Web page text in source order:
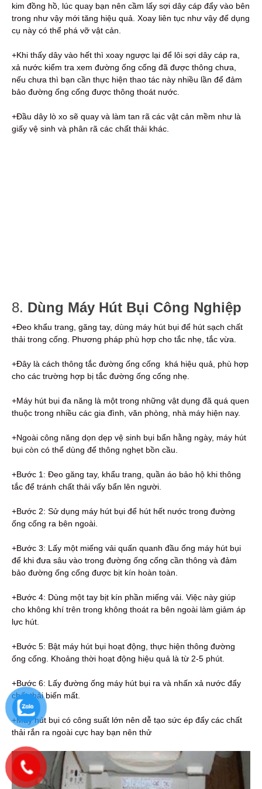
kim đồng hồ, lúc quay bạn nên cầm lấy sợi dây cáp đẩy vào bên
trong như vậy mới tăng hiệu quả. Xoay liên tục như vậy để dụng
cụ này có thể phá vỡ vật cản.
+Khi thấy dây vào hết thì xoay ngược lại để lôi sợi dây cáp ra,
xả nước kiểm tra xem đường ống cống đã được thông chưa,
nếu chưa thì bạn cần thực hiện thao tác này nhiều lần để đảm
bảo đường ống cống được thông thoát nước.
+Đầu dây lò xo sẽ quay và làm tan rã các vật cản mềm như là
giấy vệ sinh và phân rã các chất thải khác.
8. Dùng Máy Hút Bụi Công Nghiệp
+Đeo khẩu trang, găng tay, dùng máy hút bụi để hút sạch chất
thải trong cống. Phương pháp phù hợp cho tắc nhẹ, tắc vừa.
+Đây là cách thông tắc đường ống cống khá hiệu quả, phù hợp
cho các trường hợp bị tắc đường ống cống nhẹ.
+Máy hút bụi đa năng là một trong những vật dụng đã quá quen
thuộc trong nhiều các gia đình, văn phòng, nhà máy hiện nay.
+Ngoài công năng dọn dẹp vệ sinh bụi bẩn hằng ngày, máy hút
bụi còn có thể dùng để thông nghẹt bồn cầu.
+Bước 1: Đeo găng tay, khẩu trang, quần áo bảo hộ khi thông
tắc để tránh chất thải vấy bẩn lên người.
+Bước 2: Sử dụng máy hút bụi để hút hết nước trong đường
ống cống ra bên ngoài.
+Bước 3: Lấy một miếng vải quấn quanh đầu ống máy hút bụi
để khi đưa sâu vào trong đường ống cống cần thông và đảm
bảo đường ống cống được bịt kín hoàn toàn.
+Bước 4: Dùng một tay bịt kín phần miếng vải. Việc này giúp
cho không khí trên trong không thoát ra bên ngoài làm giảm áp
lực hút.
+Bước 5: Bật máy hút bụi hoạt động, thực hiện thông đường
ống cống. Khoảng thời hoạt động hiệu quả là từ 2-5 phút.
+Bước 6: Lấy đường ống máy hút bụi ra và nhấn xả nước đẩy
chất thải biến mất.
+Máy hút bụi có công suất lớn nên dễ tạo sức ép đẩy các chất
thải rắn ra ngoài cực hay bạn nên thử